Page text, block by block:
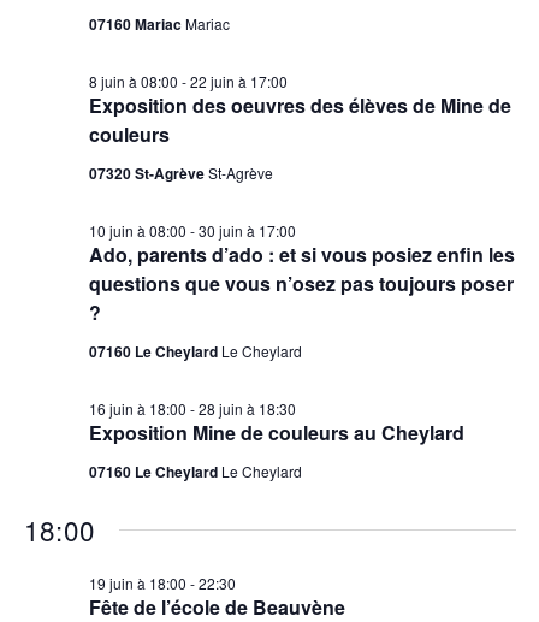
07160 MariacMariac
Exposition des oeuvres des élèves de Mine de
couleurs
8 juin à 08:00 -22 juin à 17:00
07320 St-AgrèveSt-Agrève
Ado, parents d’ado : et si vous posiez enfin les
questions que vous n’osez pas toujours poser
?
10 juin à 08:00 -30 juin à 17:00
07160 Le Cheylard Le Cheylard
Exposition Mine de couleurs au Cheylard
16 juin à 18:00 -28 juin à 18:30
07160 Le Cheylard Le Cheylard
18:00
Fête de l’école de Beauvène
19 juin à 18:00 -22:30